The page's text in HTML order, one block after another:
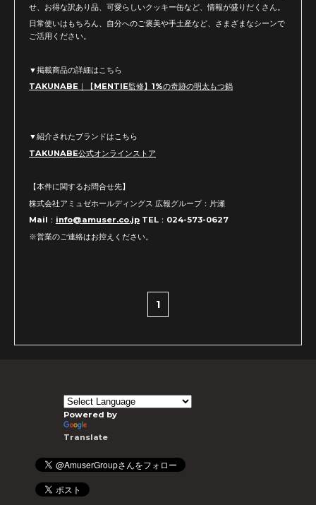
せ、お得な訳あり品、可愛らしいクッキー缶など、情報が盛りだくさん。
日常使いはもちろん、自分へのご褒美や手土産など、さまざまなシーンで
ご活用ください。
▼掲載商品の詳細はこちら
TAKUNABE｜【MENTIE監修】1%の奇跡の明太もつ鍋
▼紹介されたブランドはこちら
TAKUNABE公式オンラインストア
【本件に関するお問合せ先】
株式会社アミュゼホールディングス 広報グループ：片瀬
Mail： info@amuser.co.jp TEL：024-573-0627
※営業のご連絡はお控えください。
1
Powered by
Translate